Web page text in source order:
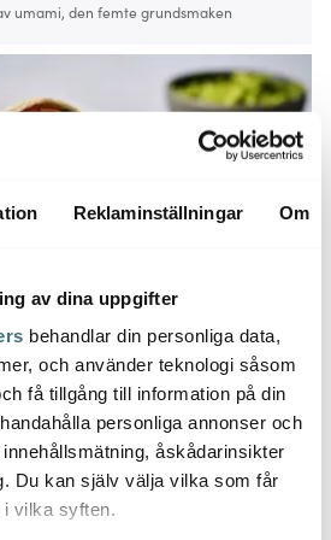
Reklaminställningar Om
av dina uppgifter
behandlar din personliga data,
och använder teknologi såsom
få tillgång till information på din
personliga annonser och
åskådarinsikter
Du kan själv välja vilka som får
i vilka syften.
umami, den femte grundsmaken
liv som smakrik kebab
smaker